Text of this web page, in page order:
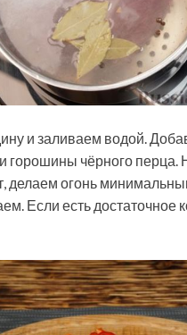
и заливаем водой.
горошины чёрного перца.
делаем огонь
Если есть